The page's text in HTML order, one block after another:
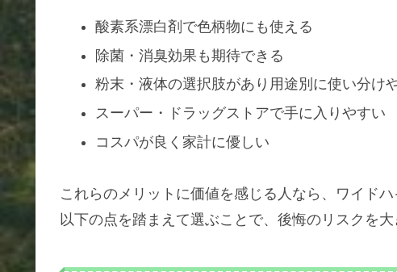
酸素系漂白剤で色柄物にも使える
除菌・消臭効果も期待できる
粉末・液体の選択肢があり用途別に使い分け
スーパー・ドラッグストアで手に入りやすい
コスパが良く家計に優しい
これらのメリットに価値を感じる人なら、ワイド
以下の点を踏まえて選ぶことで、後悔のリスクを大